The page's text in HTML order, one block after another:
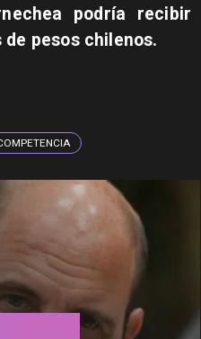
podría recibir
pesos chilenos.